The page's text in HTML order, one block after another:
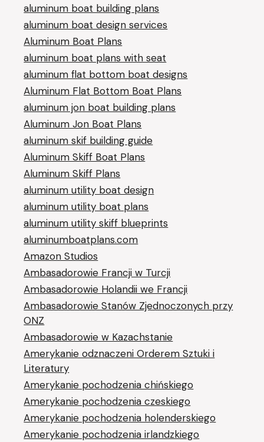
aluminum boat building plans
aluminum boat design services
Aluminum Boat Plans
aluminum boat plans with seat
aluminum flat bottom boat designs
Aluminum Flat Bottom Boat Plans
aluminum jon boat building plans
Aluminum Jon Boat Plans
aluminum skif building guide
Aluminum Skiff Boat Plans
Aluminum Skiff Plans
aluminum utility boat design
aluminum utility boat plans
aluminum utility skiff blueprints
aluminumboatplans.com
Amazon Studios
Ambasadorowie Francji w Turcji
Ambasadorowie Holandii we Francji
Ambasadorowie Stanów Zjednoczonych przy
ONZ
Ambasadorowie w Kazachstanie
Amerykanie odznaczeni Orderem Sztuki i
Literatury
Amerykanie pochodzenia chińskiego
Amerykanie pochodzenia czeskiego
Amerykanie pochodzenia holenderskiego
Amerykanie pochodzenia irlandzkiego